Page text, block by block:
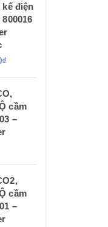
kế điện
cầm
–
cầm
–